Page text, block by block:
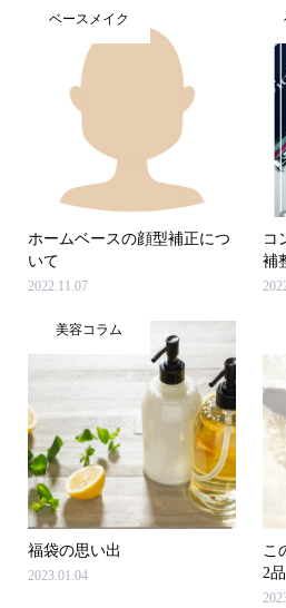
ベースメイク
ホームベースの顔型補正につ
いて
2022.11.07
コ
補
美容コラム
福袋の思い出
2023.01.04
こ
2品